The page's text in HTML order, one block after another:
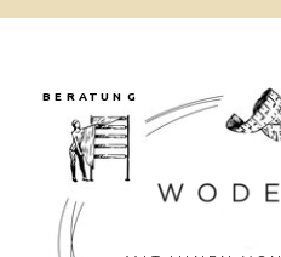
BERATUNG